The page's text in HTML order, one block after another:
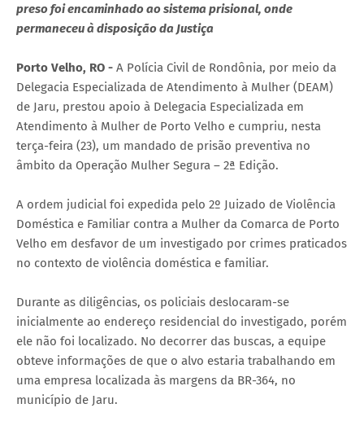
preso foi encaminhado ao sistema prisional, onde
permaneceu à disposição da Justiça
Porto Velho, RO - A Polícia Civil de Rondônia, por meio da
Delegacia Especializada de Atendimento à Mulher (DEAM)
de Jaru, prestou apoio à Delegacia Especializada em
Atendimento à Mulher de Porto Velho e cumpriu, nesta
terça-feira (23), um mandado de prisão preventiva no
âmbito da Operação Mulher Segura – 2ª Edição.
A ordem judicial foi expedida pelo 2º Juizado de Violência
Doméstica e Familiar contra a Mulher da Comarca de Porto
Velho em desfavor de um investigado por crimes praticados
no contexto de violência doméstica e familiar.
Durante as diligências, os policiais deslocaram-se
inicialmente ao endereço residencial do investigado, porém
ele não foi localizado. No decorrer das buscas, a equipe
obteve informações de que o alvo estaria trabalhando em
uma empresa localizada às margens da BR-364, no
município de Jaru.